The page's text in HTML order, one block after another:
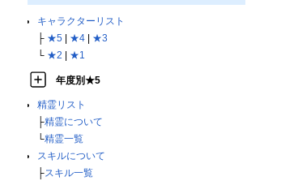
キャラクターリスト
├ ★5| ★4| ★3
└ ★2 | ★1
年度別★5
精霊リスト
├精霊について
└精霊一覧
スキルについて
├スキル一覧